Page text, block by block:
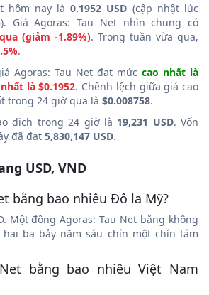
hôm nay là0.1952 USD (cập nhật lúc
Giá Agoras: Tau Net nhìn chung có
(giảm -1.89%). Trong tuần vừa qua,
.
Agoras: Tau Net đạt mức cao nhất là
là $0.1952. Chênh lệch giữa giá cao
trong 24 giờ qua là $0.008758.
dịch trong 24 giờ là 19,231 USD. Vốn
đã đạt 5,830,147 USD.
USD, VND
bằng bao nhiêu Đô la Mỹ?
Một đồng Agoras: Tau Net bằng không
ba bảy năm sáu chín một chín tám
bằng bao nhiêu Việt Nam